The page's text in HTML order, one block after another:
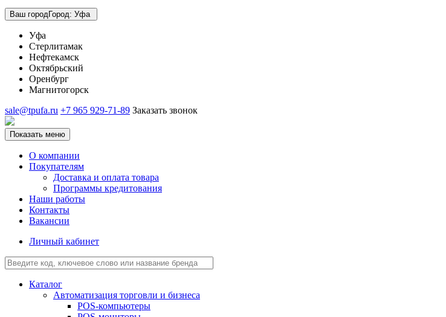
Ваш городГород: Уфа
Уфа
Стерлитамак
Нефтекамск
Октябрьский
Оренбург
Магнитогорск
sale@tpufa.ru +7 965 929-71-89 Заказать звонок
Показать меню
О компании
Покупателям
Доставка и оплата товара
Программы кредитования
Наши работы
Контакты
Вакансии
Личный кабинет
Каталог
Автоматизация торговли и бизнеса
POS-компьютеры